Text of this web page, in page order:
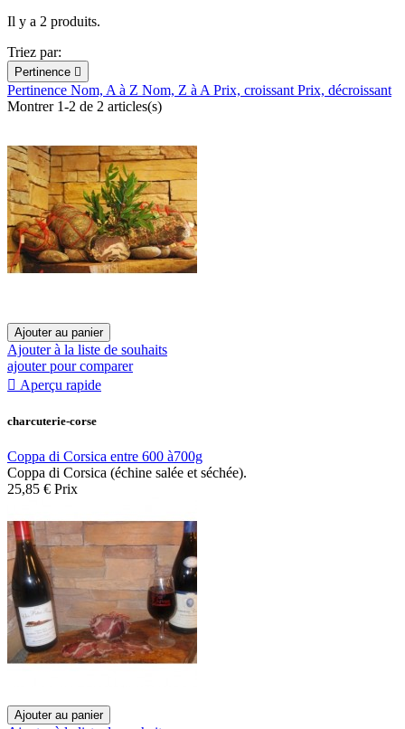
Il y a 2 produits.
Triez par:
Pertinence 
Pertinence Nom, A à Z Nom, Z à A Prix, croissant Prix, décroissant
Montrer 1-2 de 2 articles(s)
Ajouter au panier
Ajouter à la liste de souhaits
ajouter pour comparer
 Aperçu rapide
charcuterie-corse
Coppa di Corsica entre 600 à700g
Coppa di Corsica (échine salée et séchée).
25,85 € Prix
Ajouter au panier